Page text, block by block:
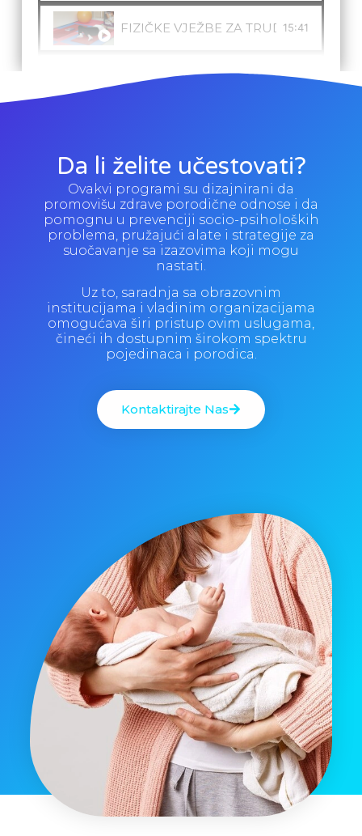
FIZIČKE VJEŽBE ZA TRUDNICE
15:41
PSIHO FIZIČKA PRIPREMA TRUDNICA
3:08
Da li želite učestovati?
Ovakvi programi su dizajnirani da
promovišu zdrave porodične odnose i da
pomognu u prevenciji socio-psiholoških
problema, pružajući alate i strategije za
suočavanje sa izazovima koji mogu
nastati.
Uz to, saradnja sa obrazovnim
institucijama i vladinim organizacijama
omogućava širi pristup ovim uslugama,
čineći ih dostupnim širokom spektru
pojedinaca i porodica.
Kontaktirajte Nas